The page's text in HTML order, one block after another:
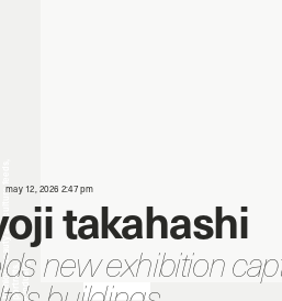
may 12, 2026 2:47 pmtakahashi
new exhibition